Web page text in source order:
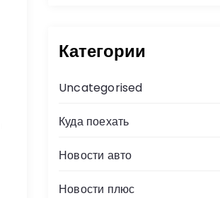
Категории
Uncategorised
Куда поехать
Новости авто
Новости плюс